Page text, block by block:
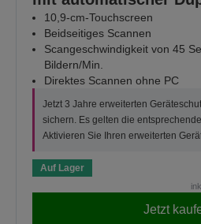
10,9-cm-Touchscreen
Beidseitiges Scannen
Scangeschwindigkeit von 45
Bildern/Min.
Direktes Scannen ohne PC
Jetzt 3 Jahre erweiterten
sichern. Es gelten die
Aktivieren Sie Ihren erweiterten
Auf Lager
Jetzt